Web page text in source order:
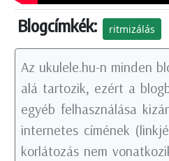
Blogcímkék: ritmizálás
Az ukulele.hu-n minden
alá tartozik, ezért a
egyéb felhasználása
internetes címének
korlátozás nem